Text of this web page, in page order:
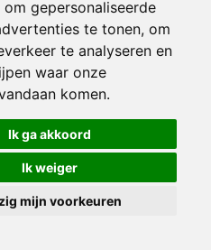
gepersonaliseerde
te tonen, om
te analyseren en
waar onze
komen.
Ik ga akkoord
Ik weiger
mijn voorkeuren